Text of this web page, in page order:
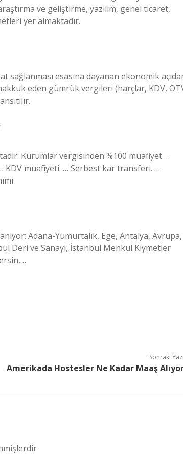
ve geliştirme, yazılım, genel ticaret,
yer almaktadır.
esasına dayanan ekonomik
eden gümrük vergileri (harçlar, KDV,
Kurumlar vergisinden %100 muafiyet…
KDV muafiyeti. … Serbest kar transferi. …
Adana-Yumurtalık, Ege, Antalya, Avrupa,
Deri ve Sanayi, İstanbul Menkul Kıymetler
Sonraki
Amerikada Hostesler Ne Kadar Maaş